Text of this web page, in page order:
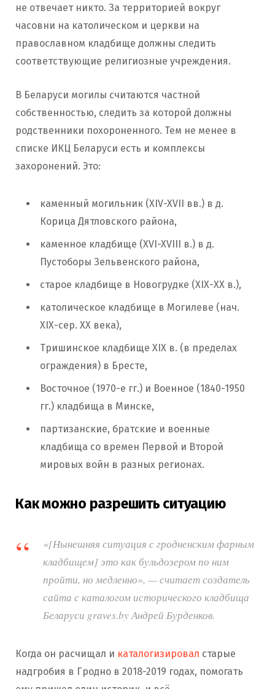
не отвечает никто. За территорией вокруг
часовни на католическом и церкви на
православном кладбище должны следить
соответствующие религиозные учреждения.
В Беларуси могилы считаются частной
собственностью, следить за которой должны
родственники похороненного. Тем не менее в
списке ИКЦ Беларуси есть и комплексы
захоронений. Это:
каменный могильник (XIV-XVII вв.) в д.
Корица Дятловского района,
каменное кладбище (XVI-XVIII в.) в д.
Пустоборы Зельвенского района,
старое кладбище в Новогрудке (ХІХ-ХХ в.),
католическое кладбище в Могилеве (нач.
ХІХ-сер. ХХ века),
Тришинское кладбище XIX в. (в пределах
ограждения) в Бресте,
Восточное (1970-е гг.) и Военное (1840-1950
гг.) кладбища в Минске,
партизанские, братские и военные
кладбища со времен Первой и Второй
мировых войн в разных регионах.
Как можно разрешить ситуацию
«[Нынешняя ситуация с гродненским фарным
кладбищем] это как бульдозером по ним
пройти, но медленно», — считает создатель
сайта с каталогом исторического кладбища
Беларуси graves.by Андрей Бурденков.
Когда он расчищал и каталогизировал старые
надгробия в Гродно в 2018-2019 годах, помогать